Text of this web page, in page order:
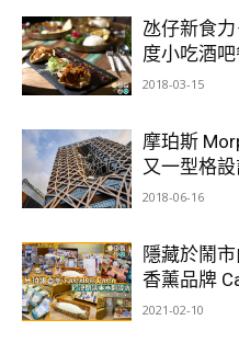
氹仔新食
度小吃酒
2018-03-15
摩珀斯
又一型格設
2018-06-16
隱藏於鬧
香薰品牌
2021-02-10